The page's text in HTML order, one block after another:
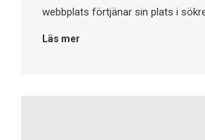
webbplats förtjänar sin plats i
Läs mer